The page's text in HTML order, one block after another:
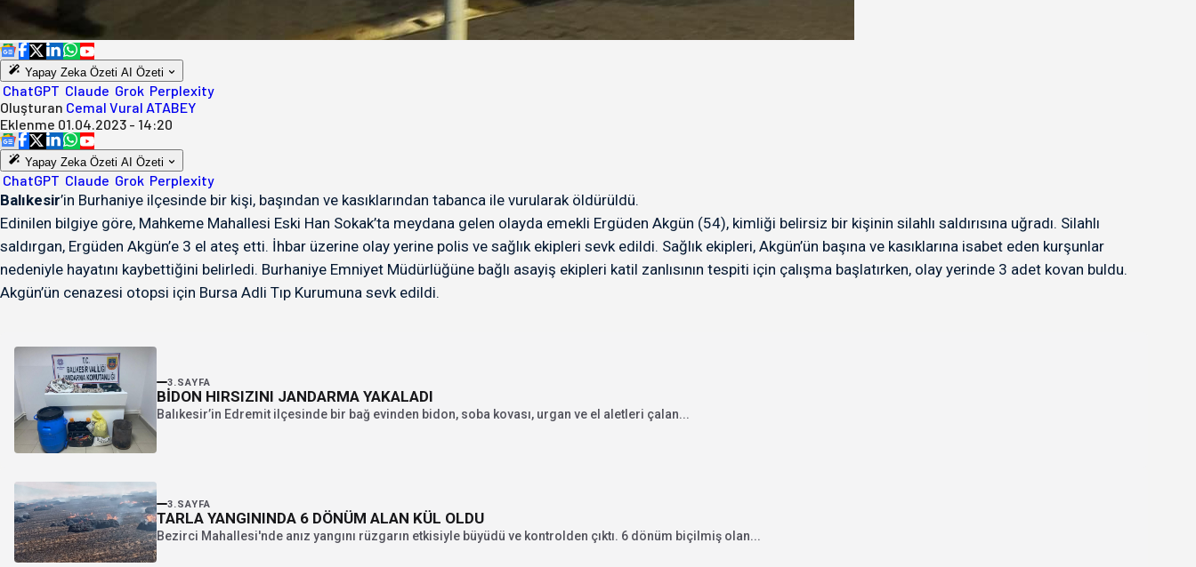
Yapay Zeka Özeti AI Özeti
ChatGPT Claude Grok Perplexity
Oluşturan Cemal Vural ATABEY
Eklenme 01.04.2023 - 14:20
Yapay Zeka Özeti AI Özeti
ChatGPT Claude Grok Perplexity
Balıkesir’in Burhaniye ilçesinde bir kişi, başından ve kasıklarından tabanca ile vurularak öldürüldü.
Edinilen bilgiye göre, Mahkeme Mahallesi Eski Han Sokak’ta meydana gelen olayda emekli Ergüden Akgün (54), kimliği belirsiz bir kişinin silahlı saldırısına uğradı. Silahlı
saldırgan, Ergüden Akgün’e 3 el ateş etti. İhbar üzerine olay yerine polis ve sağlık ekipleri sevk edildi. Sağlık ekipleri, Akgün’ün başına ve kasıklarına isabet eden kurşunlar
nedeniyle hayatını kaybettiğini belirledi. Burhaniye Emniyet Müdürlüğüne bağlı asayiş ekipleri katil zanlısının tespiti için çalışma başlatırken, olay yerinde 3 adet kovan buldu.
Akgün’ün cenazesi otopsi için Bursa Adli Tıp Kurumuna sevk edildi.
3.SAYFA
BİDON HIRSIZINI JANDARMA YAKALADI
Balıkesir’in Edremit ilçesinde bir bağ evinden bidon, soba kovası, urgan ve el aletleri çalan...
3.SAYFA
TARLA YANGININDA 6 DÖNÜM ALAN KÜL OLDU
Bezirci Mahallesi'nde anız yangını rüzgarın etkisiyle büyüdü ve kontrolden çıktı. 6 dönüm biçilmiş olan...